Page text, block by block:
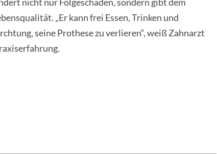
„Er kann frei Essen, Trinken und
seine Prothese zu verlieren“, weiß Zahnarzt